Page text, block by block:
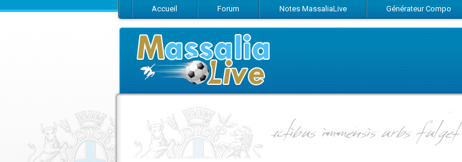
Accueil Forum Notes MassaliaLive Générateur Compo
Suivez-nous sur Facebook
Suivez-nous sur TwitterAbonnez-vous au flux RSS